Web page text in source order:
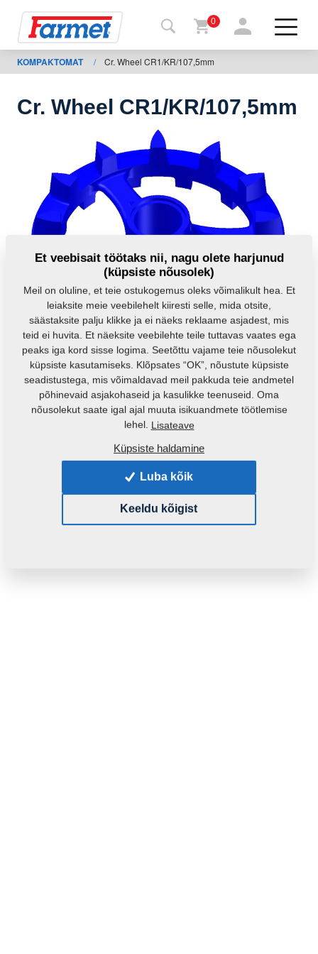
Farmeti
Minu
masinad
Allalaadimiseks
0
KOMPAKTOMAT / Cr. Wheel CR1/KR/107,5mm
Cr. Wheel CR1/KR/107,5mm
4008134
Algne katalooginumber:
3002282400171840068194000307
Et veebisait töötaks nii, nagu olete harjunud
(küpsiste nõusolek)
Meil on oluline, et teie ostukogemus oleks võimalikult hea. Et
leiaksite meie veebilehelt kiiresti selle, mida otsite,
säästaksite palju klikke ja ei näeks reklaame asjadest, mis
teid ei huvita. Et näeksite veebilehte teile tuttavas vaates ega
peaks iga kord sisse logima. Seetõttu vajame teie nõusolekut
küpsiste kasutamiseks. Klõpsates “OK”, nõustute küpsiste
seadistustega, mis võimaldavad meil pakkuda teie andmetel
põhinevaid asjakohaseid ja kasulikke teenuseid. Oma
nõusolekut saate igal ajal muuta isikuandmete töötlemise
lehel. Lisateave
Küpsiste haldamine
Luba kõik
Keeldu kõigist